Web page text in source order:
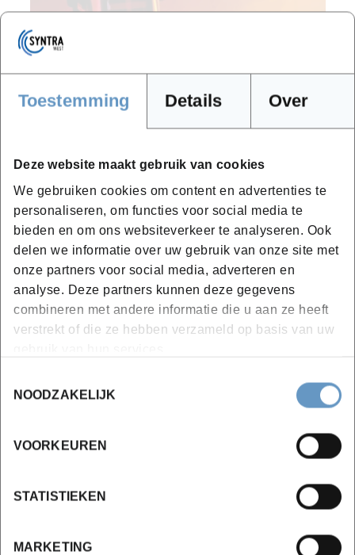
Toestemming Details Over
Deze website maakt gebruik van cookies
We gebruiken cookies om content en advertenties te
personaliseren, om functies voor social media te
bieden en om ons websiteverkeer te analyseren. Ook
delen we informatie over uw gebruik van onze site met
onze partners voor social media, adverteren en
analyse. Deze partners kunnen deze gegevens
combineren met andere informatie die u aan ze heeft
verstrekt of die ze hebben verzameld op basis van uw
NOODZAKELIJK
VOORKEUREN
STATISTIEKEN
MARKETING
Locaties en data
Campus Oostende
vanaf 28-09-2026
1 jaar
€ 1222,10 incl. BTW
Campus Kortrijk
vanaf 28-09-2026